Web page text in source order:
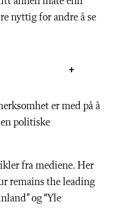
nyttig for andre å se
er med på å
politiske
fra mediene. Her
remains the leading
og “Yle